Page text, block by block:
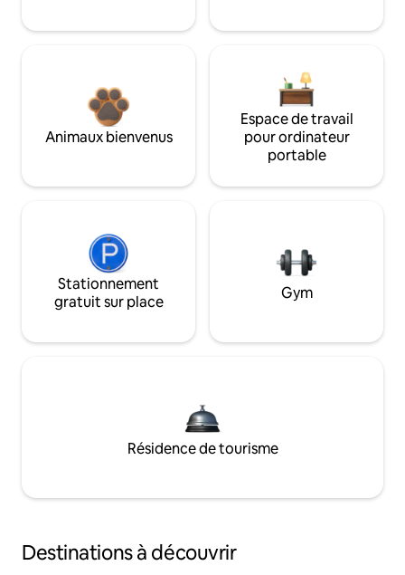
Animaux bienvenus
Espace de travail
pour ordinateur
portable
Stationnement
gratuit sur place
Gym
Résidence de tourisme
Destinations à découvrir